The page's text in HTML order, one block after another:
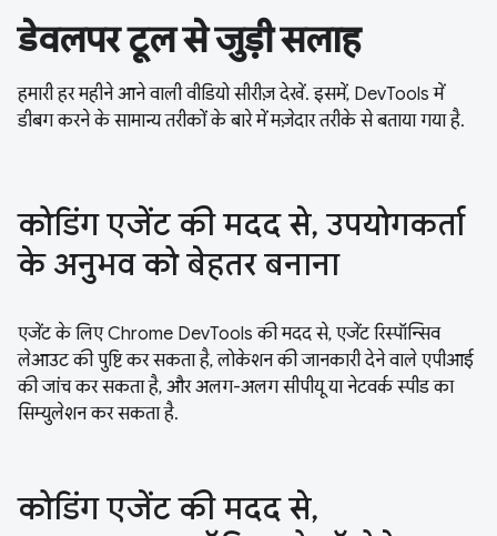
डेवलपर टूल से जुड़ी सलाह
हमारी हर महीने आने वाली वीडियो सीरीज़ देखें. इसमें, DevTools में
डीबग करने के सामान्य तरीकों के बारे में मज़ेदार तरीके से बताया गया है.
कोडिंग एजेंट की मदद से, उपयोगकर्ता
के अनुभव को बेहतर बनाना
एजेंट के लिए Chrome DevTools की मदद से, एजेंट रिस्पॉन्सिव
लेआउट की पुष्टि कर सकता है, लोकेशन की जानकारी देने वाले एपीआई
की जांच कर सकता है, और अलग-अलग सीपीयू या नेटवर्क स्पीड का
सिम्युलेशन कर सकता है.
कोडिंग एजेंट की मदद से,